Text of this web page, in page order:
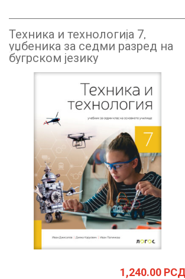
Техника и технологија 7,
уџбеника за седми разред на
бугрском језику
1,240.00 РСД